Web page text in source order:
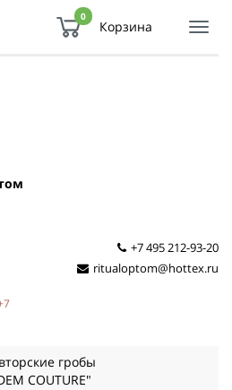
0
Корзина
+7 495 212-93-20
ritualoptom@hottex.ru
гробы
COUTURE"